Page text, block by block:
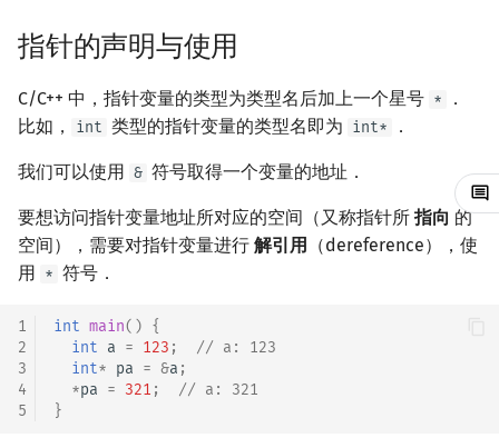
最小表示法
Lyndon 分解 高次剩余 & 单位根
狄利克雷卷积
莫比乌斯反演
数值算法
序理论
拟阵
Berlekamp–Massey 算法
K-D Tree
动态树
PQ 树
手指树
霍夫曼树
二分图
平面图
图的着色
网络流
图的匹配
Prüfer 序列
矩阵树定理
空间优化简介
指针的声明与使用
C/C++ 中，指针变量的类型为类型名后加上一个星号 *
．
比如，
int 类型的指针变量的类型名即为 int* ．
我们可以使用 & 符号取得一个变量的地址．
要想访问指针变量地址所对应的空间（又称指针所 指向 的
空间），需要对指针变量进行 解引用
（dereference），使
用 * 符号．
1
2
3
4
5
int main() {
int a = 123 ;
// a: 123
int* pa = &a ;
*pa = 321 ;
// a: 321
}